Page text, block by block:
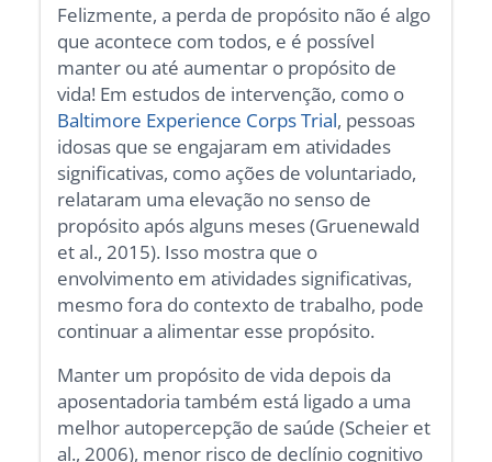
Felizmente, a perda de propósito não é algo
que acontece com todos, e é possível
manter ou até aumentar o propósito de
vida! Em estudos de intervenção, como o
Baltimore Experience Corps Trial, pessoas
idosas que se engajaram em atividades
significativas, como ações de voluntariado,
relataram uma elevação no senso de
propósito após alguns meses (Gruenewald
et al., 2015). Isso mostra que o
envolvimento em atividades significativas,
mesmo fora do contexto de trabalho, pode
continuar a alimentar esse propósito.
Manter um propósito de vida depois da
aposentadoria também está ligado a uma
melhor autopercepção de saúde (Scheier et
al., 2006), menor risco de declínio cognitivo